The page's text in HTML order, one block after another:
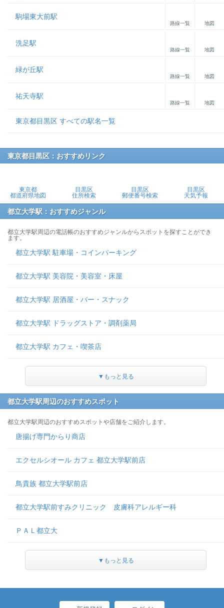
駒場東大前駅
路線一覧 地図
洗足駅
路線一覧 地図
緑が丘駅
路線一覧 地図
祐天寺駅
路線一覧 地図
東京都目黒区 すべての駅名一覧
東京都目黒区：おすすめリンク
東京都
都道府県地図
目黒区
住所検索
目黒区
郵便番号検索
目黒区
天気予報
都立大学駅：おすすめジャンル
都立大学駅周辺の電話帳のおすすめジャンルからスポットを探すことができ
ます。
都立大学駅 駐車場・コインパーキング
都立大学駅 美容院・美容室・床屋
都立大学駅 居酒屋・バー・スナック
都立大学駅 ドラッグストア・調剤薬局
都立大学駅 カフェ・喫茶店
▼もっと見る
都立大学駅周辺のおすすめスポット
都立大学駅周辺のおすすめスポットや店舗をご紹介します。
唐揚げ専門からり商店
エクセルシオール カフェ 都立大学駅前店
鳥貴族 都立大学駅前店
都立大学駅前すみクリニック 皮膚科アレルギー科
ＰＡＬ都立大
▼もっと見る